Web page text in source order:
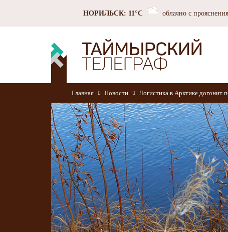
НОРИЛЬСК: 11°C облачно с
Главная Новости Логистика в Арктике